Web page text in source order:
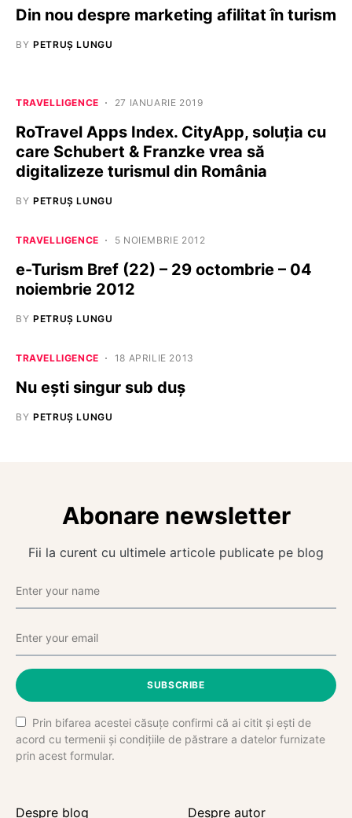
Din nou despre marketing afilitat în turism
BY PETRUȘ LUNGU
TRAVELLIGENCE 27 IANUARIE 2019
RoTravel Apps Index. CityApp, soluția cu
care Schubert & Franzke vrea să
digitalizeze turismul din România
BY PETRUȘ LUNGU
TRAVELLIGENCE 5 NOIEMBRIE 2012
e-Turism Bref (22) – 29 octombrie – 04
noiembrie 2012
BY PETRUȘ LUNGU
TRAVELLIGENCE 18 APRILIE 2013
Nu ești singur sub duș
BY PETRUȘ LUNGU
Abonare newsletter
Fii la curent cu ultimele articole publicate pe blog
SUBSCRIBE
Prin bifarea acestei căsuțe confirmi că ai citit și ești de
acord cu termenii și condițiile de păstrare a datelor furnizate
prin acest formular.
Despre blog Despre autor